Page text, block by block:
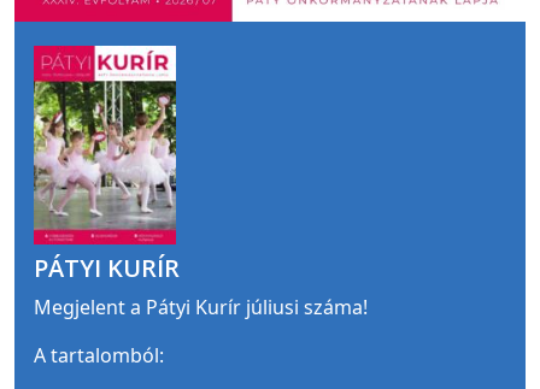
PÁTYI KURÍR
Megjelent a Pátyi Kurír júliusi száma!
A tartalomból: